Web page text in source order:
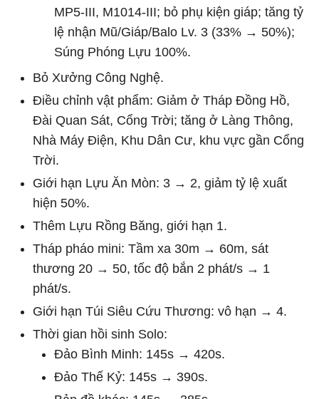
MP5-III, M1014-III; bỏ phụ kiện giáp; tăng tỷ
lệ nhận Mũ/Giáp/Balo Lv. 3 (33% → 50%);
Súng Phóng Lựu 100%.
Bỏ Xưởng Công Nghệ.
Điều chỉnh vật phẩm: Giảm ở Tháp Đồng Hồ,
Đài Quan Sát, Cổng Trời; tăng ở Làng Thông,
Nhà Máy Điện, Khu Dân Cư, khu vực gần Cổng
Trời.
Giới hạn Lựu Ăn Mòn: 3 → 2, giảm tỷ lệ xuất
hiện 50%.
Thêm Lựu Rồng Băng, giới hạn 1.
Tháp pháo mini: Tầm xa 30m → 60m, sát
thương 20 → 50, tốc độ bắn 2 phát/s → 1
phát/s.
Giới hạn Túi Siêu Cứu Thương: vô hạn → 4.
Thời gian hồi sinh Solo:
Đảo Bình Minh: 145s → 420s.
Đảo Thế Kỷ: 145s → 390s.